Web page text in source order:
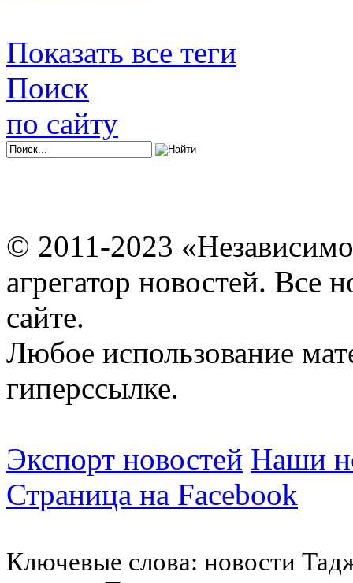
Показать все теги
Поиск
по сайту
© 2011-2023
агрегатор новостей. Все
сайте.
Любое использование
гиперссылке.
Экспорт новостей Наши
Страница на Facebook
Ключевые слова: новости